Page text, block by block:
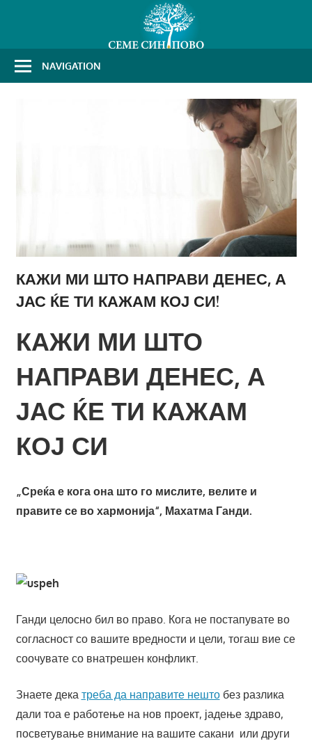
NAVIGATION
КАЖИ МИ ШТО НАПРАВИ ДЕНЕС, А
ЈАС ЌЕ ТИ КАЖАМ КОЈ СИ!
КАЖИ МИ ШТО
НАПРАВИ ДЕНЕС, А
ЈАС ЌЕ ТИ КАЖАМ
КОЈ СИ
„Среќа е кога она што го мислите, велите и
правите се во хармонија“, Махатма Ганди.
Ганди целосно бил во право. Кога не постапувате во
согласност со вашите вредности и цели, тогаш вие се
соочувате со внатрешен конфликт.
Знаете дека треба да направите нештобез разлика
дали тоа е работење на нов проект, јадење здраво,
посветување внимание на вашите сакани или други